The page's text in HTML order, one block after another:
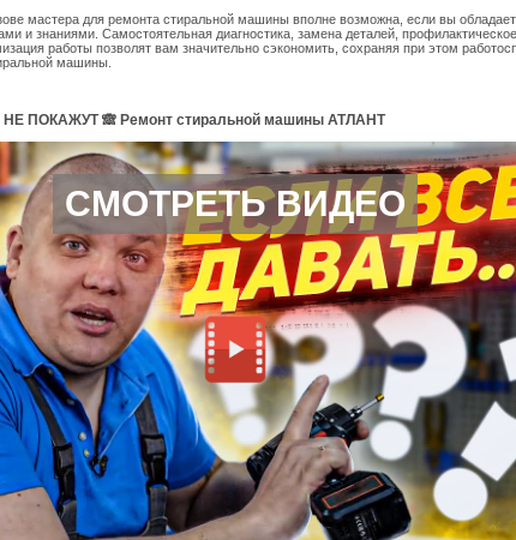
мастера для ремонта стиральной машины вполне возможна, если вы
и знаниями. Самостоятельная диагностика, замена деталей, профилактическое
работы позволят вам значительно сэкономить, сохраняя при этом
машины.
ПОКАЖУТ 🙈 Ремонт стиральной машины АТЛАНТ
СМОТРЕТЬ ВИДЕО